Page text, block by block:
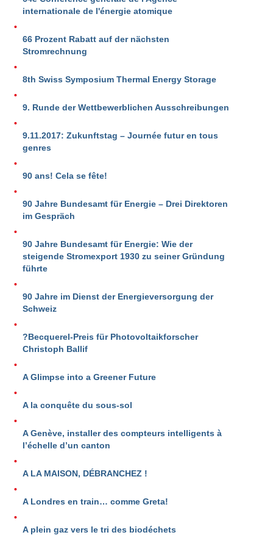
internationale de l'énergie atomique
66 Prozent Rabatt auf der nächsten
Stromrechnung
8th Swiss Symposium Thermal Energy Storage
9. Runde der Wettbewerblichen Ausschreibungen
9.11.2017: Zukunftstag – Journée futur en tous
genres
90 ans! Cela se fête!
90 Jahre Bundesamt für Energie – Drei Direktoren
im Gespräch
90 Jahre Bundesamt für Energie: Wie der
steigende Stromexport 1930 zu seiner Gründung
führte
90 Jahre im Dienst der Energieversorgung der
Schweiz
?Becquerel-Preis für Photovoltaikforscher
Christoph Ballif
A Glimpse into a Greener Future
A la conquête du sous-sol
A Genève, installer des compteurs intelligents à
l’échelle d’un canton
A LA MAISON, DÉBRANCHEZ !
A Londres en train… comme Greta!
A plein gaz vers le tri des biodéchets